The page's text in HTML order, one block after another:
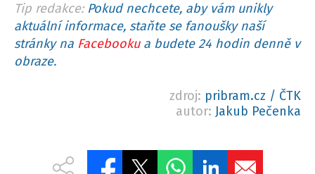
Tip redakce: Pokud nechcete, aby vám unikly
aktuální informace, staňte se fanoušky naší
stránky na Facebookua budete 24 hodin denně v
obraze.
zdroj: pribram.cz / ČTK
autor: Jakub Pečenka